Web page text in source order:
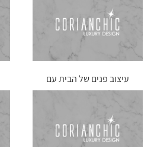
עיצוב פנים של הבית עם
שימוש בקוריאן